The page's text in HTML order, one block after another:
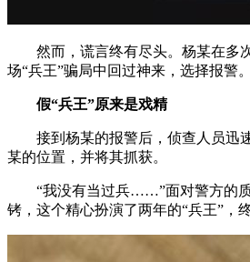
然而，谎言终有尽头。杨某在多
场“兵王”骗局中回过神来，选择报警。
假“兵王”原来是戏精
接到杨某的报警后，侦查人员迅
某的位置，并将其抓获。
“我没有当过兵……”面对警方的质
铐，这个精心扮演了两年的“兵王”，